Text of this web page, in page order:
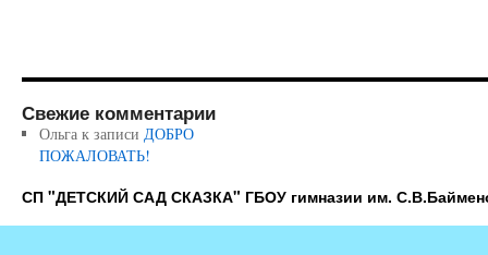
Свежие комментарии
Ольгак записи ДОБРО
ПОЖАЛОВАТЬ!
СП "ДЕТСКИЙ САД СКАЗКА" ГБОУ гимназии им.